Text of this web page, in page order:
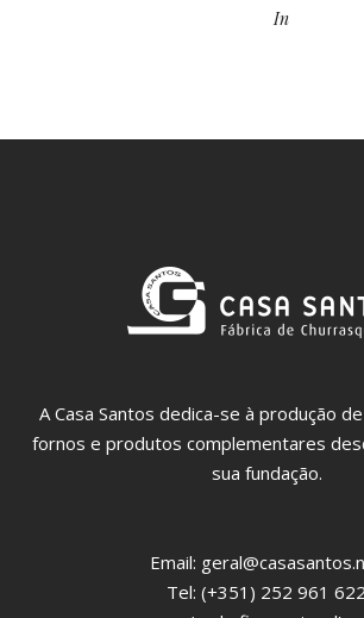
In
A Casa Santos dedica-se à produção
fornos e produtos complementares
sua fundação.
Email:
Tel: (+351) 252 961 622